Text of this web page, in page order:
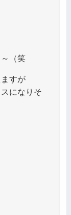
（笑
すが
になりそ